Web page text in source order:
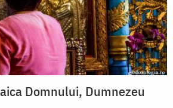
Domnului, Dumnezeu